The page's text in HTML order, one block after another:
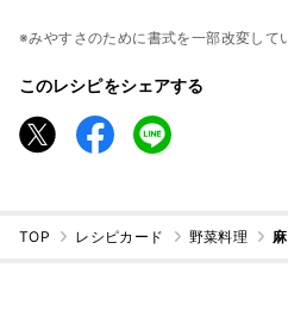
※みやすさのために書式を一部改変して
このレシピをシェアする
TOP レシピカード 野菜料理